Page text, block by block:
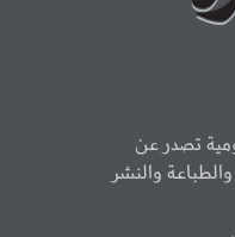
تصدر عن
والنشر